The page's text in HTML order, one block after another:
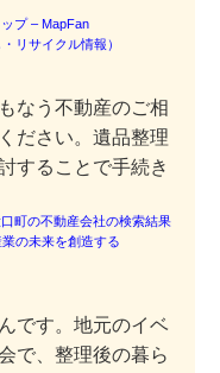
プ – MapFan
リサイクル情報）
なう不動産のご相
ださい。遺品整理
することで手続き
町の不動産会社の検索結果
の未来を創造する
です。地元のイベ
で、整理後の暮ら